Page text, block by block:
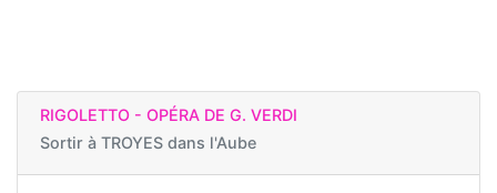
RIGOLETTO - OPÉRA DE G. VERDI
Sortir à TROYES dans l'Aube